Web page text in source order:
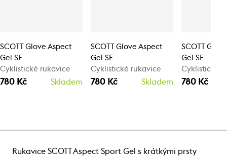
SCOTT Glove Aspect
Gel SF
Cyklistické rukavice
780 Kč Skladem
SCOTT Glove Aspect
Gel SF
Cyklistické rukavice
780 Kč Skladem
SCOTT
Gel SF
Cyklistické
780 Kč
Rukavice SCOTT Aspect Sport Gel s krátkými prsty